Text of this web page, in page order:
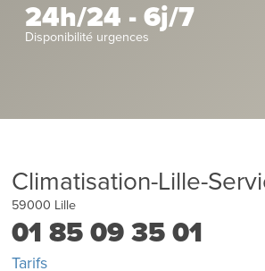
24h/24 - 6j/7
Disponibilité urgences
Climatisation-Lille-
59000 Lille
01 85 09 35 01
Tarifs